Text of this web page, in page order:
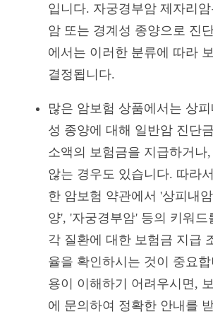
입니다. 자궁경부암 제자리
암 또는 경계성 종양으로 진
에서는 이러한 분류에 따라
결정됩니다.
많은 암보험 상품에서는 상피
성 종양에 대해 일반암 진단
소액의 보험금을 지급하거나,
않는 경우도 있습니다. 따라
한 암보험 약관에서 '상피내
양', '자궁경부암' 등의 키워드
각 질환에 대한 보험금 지급
율을 확인하시는 것이 중요
용이 이해하기 어려우시면,
에 문의하여 정확한 안내를